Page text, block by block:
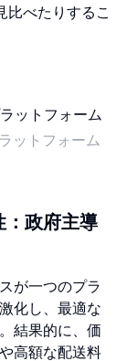
べたりするこ
ットフォーム
：政府主導
が一つのプラ
化し、最適な
結果的に、価
高額な配送料